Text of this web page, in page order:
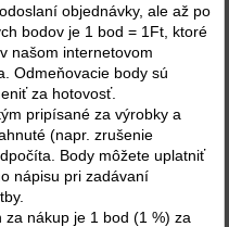
objednávky, ale až po
bodov je 1 bod = 1Ft, ktoré
našom internetovom
Odmeňovacie body sú
za hotovosť.
pripísané za výrobky a
(napr. zrušenie
Body môžete uplatniť
nápisu pri zadávaní
nákup je 1 bod (1 %) za